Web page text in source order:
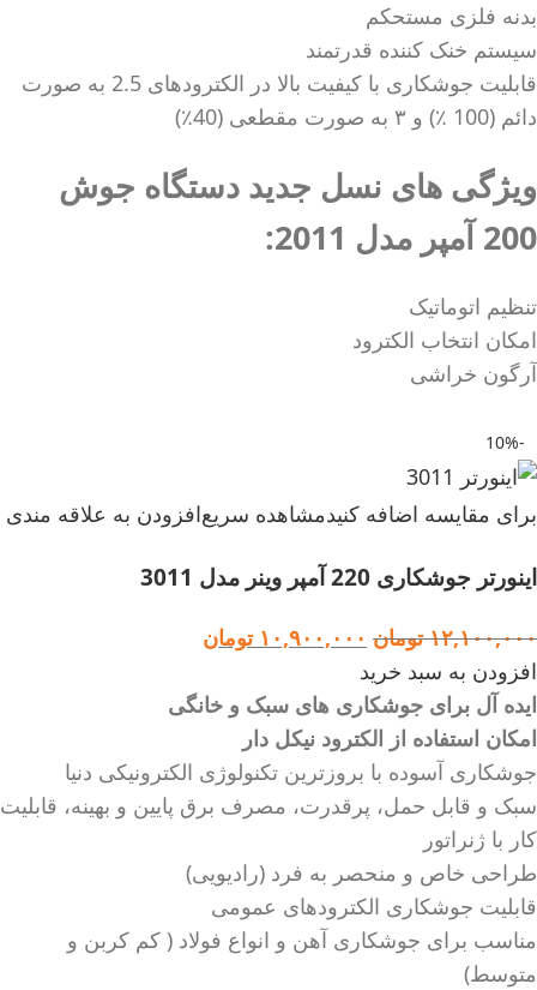
بدنه فلزی مستحکم
سیستم خنک کننده قدرتمند
قابلیت جوشکاری با کیفیت بالا در الکترودهای 2.5 به صورت
دائم (100 ٪) و ۳ به صورت مقطعی (40٪)
ویژگی های نسل جدید دستگاه جوش
200 آمپر مدل 2011:
تنظیم اتوماتیک
امکان انتخاب الکترود
آرگون خراشی
-10%
برای مقایسه اضافه کنیدمشاهده سریعافزودن به علاقه مندی
اینورتر جوشکاری 220 آمپر وینر مدل 3011
۱۲,۱۰۰,۰۰۰ تومان ۱۰,۹۰۰,۰۰۰ تومان
افزودن به سبد خرید
ایده آل برای جوشکاری های سبک و خانگی
امکان استفاده از الکترود نیکل دار
جوشکاری آسوده با بروزترین تکنولوژی الکترونیکی دنیا
سبک و قابل حمل، پرقدرت، مصرف برق پایین و بهینه، قابلیت
کار با ژنراتور
طراحی خاص و منحصر به فرد (رادیویی)
قابلیت جوشکاری الکترودهای عمومی
مناسب برای جوشکاری آهن و انواع فولاد ( کم کربن و
متوسط)